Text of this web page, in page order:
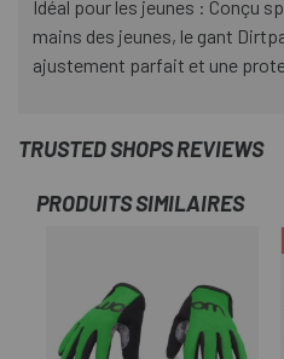
Idéal pour les jeunes : Conçu
mains des jeunes, le gant
ajustement parfait et une
TRUSTED SHOPS REVIEWS
PRODUITS SIMILAIRES